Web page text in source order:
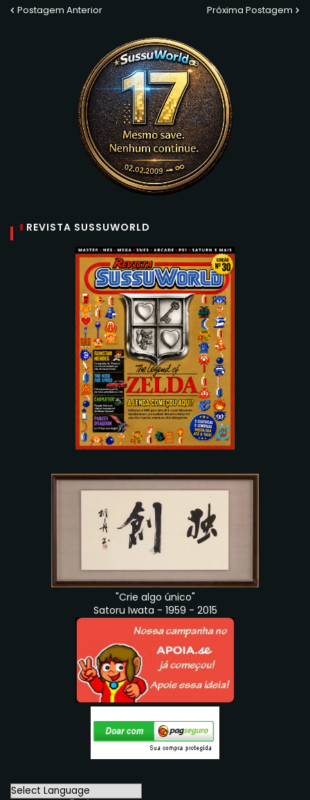
Postagem Anterior Próxima Postagem
REVISTA SUSSUWORLD
"Crie algo único"
Satoru Iwata - 1959 - 2015